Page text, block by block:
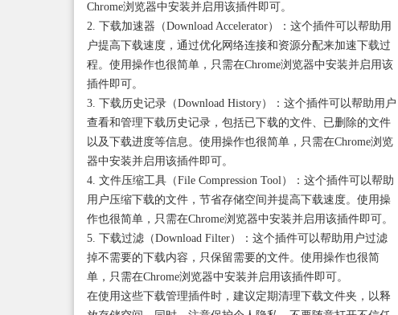
Chrome浏览器中安装并启用该插件即可。
2. 下载加速器（Download Accelerator）：这个插件可以帮助用
户提高下载速度，通过优化网络连接和资源分配来加速下载过
程。使用操作也很简单，只需在Chrome浏览器中安装并启用该
插件即可。
3. 下载历史记录（Download History）：这个插件可以帮助用户
查看和管理下载历史记录，包括已下载的文件、已删除的文件
以及下载进度等信息。使用操作也很简单，只需在Chrome浏览
器中安装并启用该插件即可。
4. 文件压缩工具（File Compression Tool）：这个插件可以帮助
用户压缩下载的文件，节省存储空间并提高下载速度。使用操
作也很简单，只需在Chrome浏览器中安装并启用该插件即可。
5. 下载过滤（Download Filter）：这个插件可以帮助用户过滤
掉不需要的下载内容，只保留需要的文件。使用操作也很简
单，只需在Chrome浏览器中安装并启用该插件即可。
在使用这些下载管理插件时，建议定期清理下载文件夹，以释